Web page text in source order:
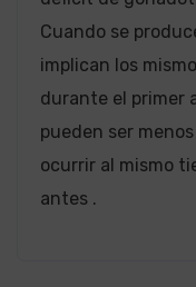
Cuando se
implican los
durante el primer
pueden ser
ocurrir al mismo
antes .